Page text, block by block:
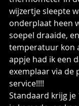
wijzertje sleepte
onderplaat heen
soepel draaide,
temperatuur kon
appje had ik een
exemplaar via de
service!!!!
Standaard krijg